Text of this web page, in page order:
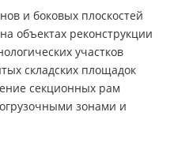
и боковых плоскостей
объектах реконструкции
участков
складских площадок
секционных рам
зонами и